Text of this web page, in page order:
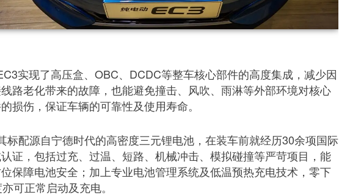
实现了高压盒、OBC、DCDC等整车核心部件的高度集成，减少因
路老化带来的故障，也能避免撞击、风吹、雨淋等外部环境对核心
损伤，保证车辆的可靠性及使用寿命。
标配源自宁德时代的高密度三元锂电池，在装车前就经历30余项国际
证，包括过充、过温、短路、机械冲击、模拟碰撞等严苛项目，能
保障电池安全；加上专业电池管理系统及低温预热充电技术，零下
可正常启动及充电。